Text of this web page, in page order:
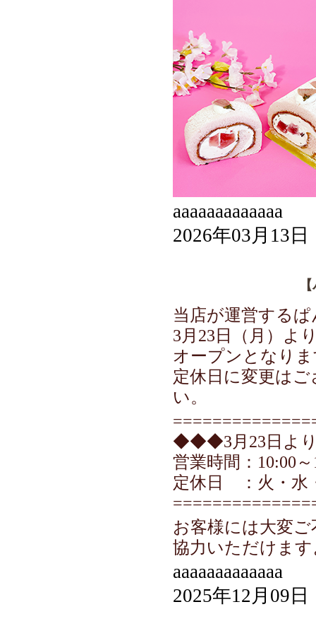
aaaaaaaaaaaaa
2026年03月13日
当店が運営する
3月23日（月）よ
オープンとなり
定休日に変更は
い。
◆◆◆3月23日よ
営業時間：10:00～
定休日 ：火・水
お客様には大変
協力いただけま
aaaaaaaaaaaaa
2025年12月09日